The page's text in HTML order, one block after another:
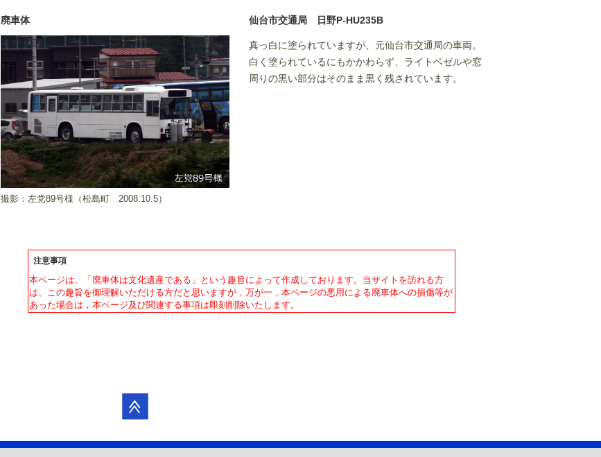
廃車体
撮影：左党89号様（松島町 2008.10.5）
仙台市交通局 日野P-HU235B
真っ白に塗られていますが、元仙台市交通局の車両。
白く塗られているにもかかわらず、ライトベゼルや窓
周りの黒い部分はそのまま黒く残されています。
注意事項
本ページは、「廃車体は文化遺産である」という趣旨によって作成しております。当サイトを訪れる方
は、この趣旨を御理解いただける方だと思いますが，万が一，本ページの悪用による廃車体への損傷等が
あった場合は，本ページ及び関連する事項は即刻削除いたします。